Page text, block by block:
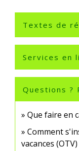
Textes de
Services en
Questions ?
Que faire en
Comment
vacances (OTV)